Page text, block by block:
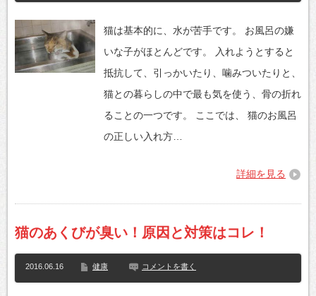
猫は基本的に、水が苦手です。 お風呂の嫌
いな子がほとんどです。 入れようとすると
抵抗して、引っかいたり、噛みついたりと、
猫との暮らしの中で最も気を使う、骨の折れ
ることの一つです。 ここでは、 猫のお風呂
の正しい入れ方…
詳細を見る
猫のあくびが臭い！原因と対策はコレ！
2016.06.16 健康 コメントを書く